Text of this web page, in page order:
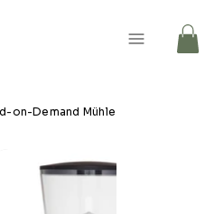
on-Demand Mühle